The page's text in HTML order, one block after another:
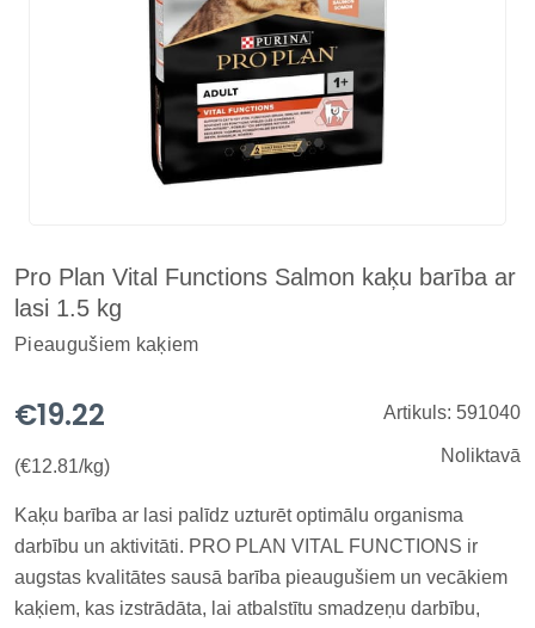
Pro Plan Vital Functions Salmon kaķu barība ar
lasi 1.5 kg
Pieaugušiem kaķiem
€19.22
(€12.81/kg)
Artikuls: 591040
Noliktavā
Kaķu barība ar lasi palīdz uzturēt optimālu organisma
darbību un aktivitāti. PRO PLAN VITAL FUNCTIONS ir
augstas kvalitātes sausā barība pieaugušiem un vecākiem
kaķiem, kas izstrādāta, lai atbalstītu smadzeņu darbību,